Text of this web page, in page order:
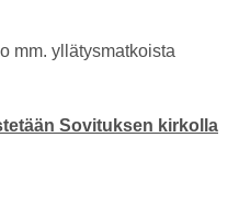
mm. yllätysmatkoista
Sovituksen kirkolla